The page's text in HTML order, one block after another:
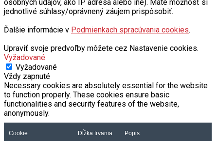
Ďalšie informácie vPodmienkach spracúvania cookies
Upraviť svoje predvoľby môžete cez Nastavenie cookies.
Vyžadované
Vždy zapnuté
Necessary cookies are absolutely essential for the website
to function properly. These cookies ensure basic
functionalities and security features of the website,
anonymously.
Cookie
This cookie is set by GDPR